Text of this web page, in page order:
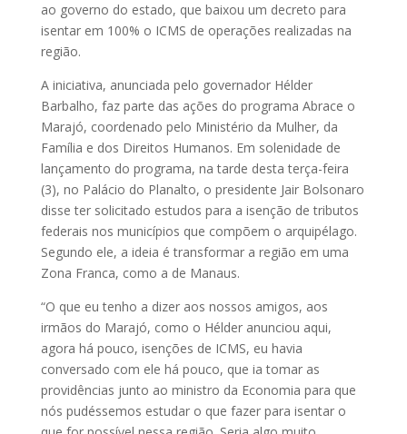
ao governo do estado, que baixou um decreto para
isentar em 100% o ICMS de operações realizadas na
região.
A iniciativa, anunciada pelo governador Hélder
Barbalho, faz parte das ações do programa Abrace o
Marajó, coordenado pelo Ministério da Mulher, da
Família e dos Direitos Humanos. Em solenidade de
lançamento do programa, na tarde desta terça-feira
(3), no Palácio do Planalto, o presidente Jair Bolsonaro
disse ter solicitado estudos para a isenção de tributos
federais nos municípios que compõem o arquipélago.
Segundo ele, a ideia é transformar a região em uma
Zona Franca, como a de Manaus.
“O que eu tenho a dizer aos nossos amigos, aos
irmãos do Marajó, como o Hélder anunciou aqui,
agora há pouco, isenções de ICMS, eu havia
conversado com ele há pouco, que ia tomar as
providências junto ao ministro da Economia para que
nós pudéssemos estudar o que fazer para isentar o